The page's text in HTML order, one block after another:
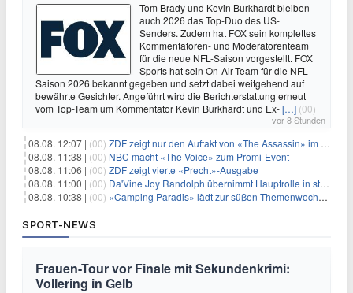
Tom Brady und Kevin Burkhardt bleiben
auch 2026 das Top-Duo des US-
Senders. Zudem hat FOX sein komplettes
Kommentatoren- und Moderatorenteam
für die neue NFL-Saison vorgestellt. FOX
Sports hat sein On-Air-Team für die NFL-
Saison 2026 bekannt gegeben und setzt dabei weitgehend auf
bewährte Gesichter. Angeführt wird die Berichterstattung erneut
vom Top-Team um Kommentator Kevin Burkhardt und Ex-[…] (00)
vor 8 Stunden
08.08. 12:07 | (00) ZDF zeigt nur den Auftakt von «The Assassin» im Fernsehen
08.08. 11:38 | (00) NBC macht «The Voice» zum Promi-Event
08.08. 11:06 | (00) ZDF zeigt vierte «Precht»-Ausgabe
08.08. 11:00 | (00) Da'Vine Joy Randolph übernimmt Hauptrolle in starbesetzter schwarzer Komödie
08.08. 10:38 | (00) «Camping Paradis» lädt zur süßen Themenwoche ein
SPORT-NEWS
Frauen-Tour vor Finale mit Sekundenkrimi:
Vollering in Gelb